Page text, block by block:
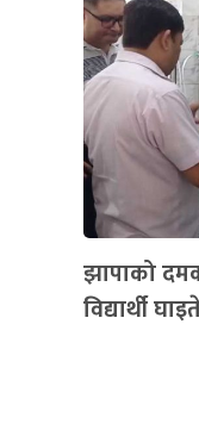
झापाको
विद्यार्थी